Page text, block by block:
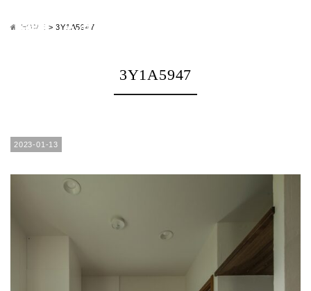
HOME >3Y1A5947
3Y1A5947
2023-01-13